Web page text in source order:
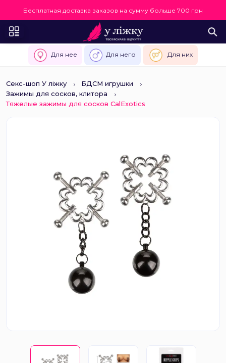
Бесплатная доставка заказов на сумму больше 700 грн
Для нее Для него Для них
Секс-шоп У ліжку
БДСМ игрушки
Зажимы для сосков, клитора
Тяжелые зажимы для сосков CalExotics